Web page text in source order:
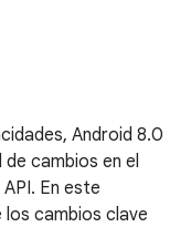
Android 8.0
de cambios en el
En este
cambios clave